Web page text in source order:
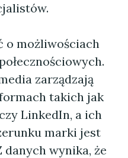
o możliwościach
zarządzają
takich jak
LinkedIn, a ich
marki jest
danych wynika, że